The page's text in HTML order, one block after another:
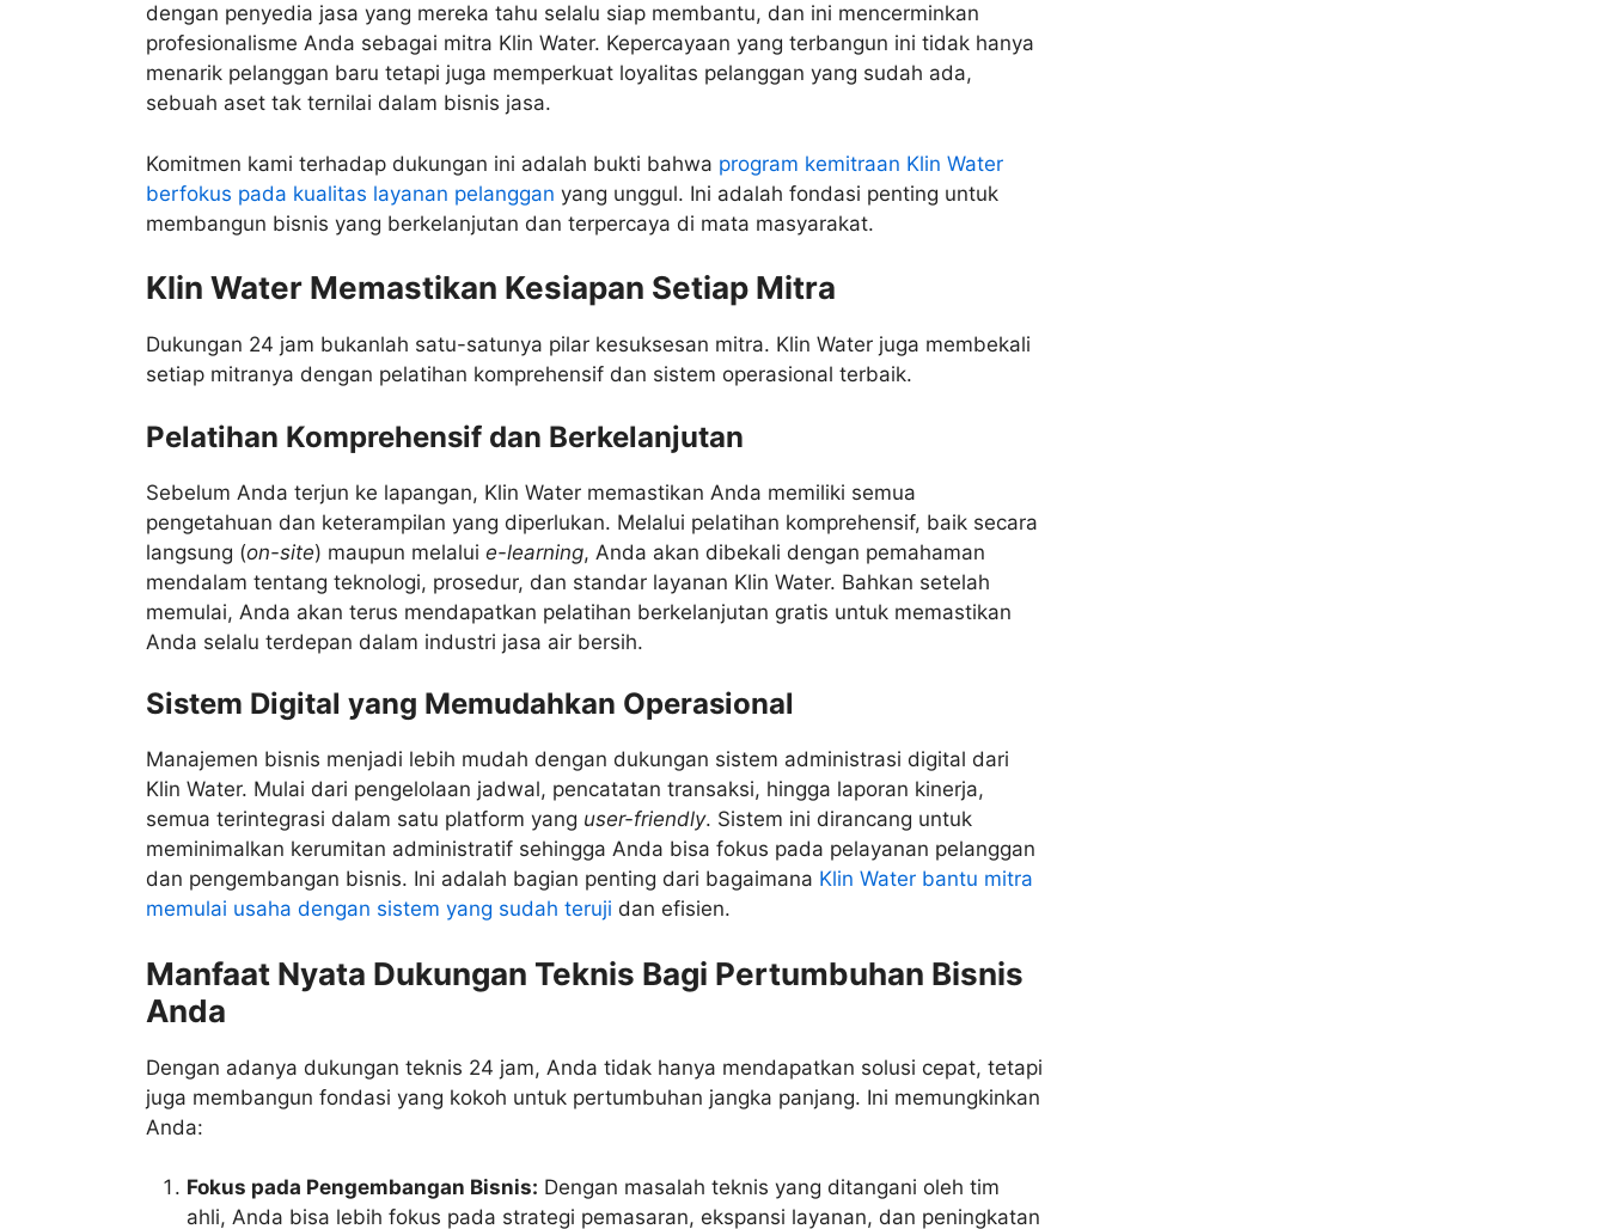
dengan penyedia jasa yang mereka tahu selalu siap membantu, dan ini mencerminkan
profesionalisme Anda sebagai mitra Klin Water. Kepercayaan yang terbangun ini tidak hanya
menarik pelanggan baru tetapi juga memperkuat loyalitas pelanggan yang sudah ada,
sebuah aset tak ternilai dalam bisnis jasa.
Komitmen kami terhadap dukungan ini adalah bukti bahwa program kemitraan Klin Water
berfokus pada kualitas layanan pelanggan yang unggul. Ini adalah fondasi penting untuk
membangun bisnis yang berkelanjutan dan terpercaya di mata masyarakat.
Klin Water Memastikan Kesiapan Setiap Mitra
Dukungan 24 jam bukanlah satu-satunya pilar kesuksesan mitra. Klin Water juga membekali
setiap mitranya dengan pelatihan komprehensif dan sistem operasional terbaik.
Pelatihan Komprehensif dan Berkelanjutan
Sebelum Anda terjun ke lapangan, Klin Water memastikan Anda memiliki semua
pengetahuan dan keterampilan yang diperlukan. Melalui pelatihan komprehensif, baik secara
langsung (on-site) maupun melalui e-learning, Anda akan dibekali dengan pemahaman
mendalam tentang teknologi, prosedur, dan standar layanan Klin Water. Bahkan setelah
memulai, Anda akan terus mendapatkan pelatihan berkelanjutan gratis untuk memastikan
Anda selalu terdepan dalam industri jasa air bersih.
Sistem Digital yang Memudahkan Operasional
Manajemen bisnis menjadi lebih mudah dengan dukungan sistem administrasi digital dari
Klin Water. Mulai dari pengelolaan jadwal, pencatatan transaksi, hingga laporan kinerja,
semua terintegrasi dalam satu platform yang user-friendly. Sistem ini dirancang untuk
meminimalkan kerumitan administratif sehingga Anda bisa fokus pada pelayanan pelanggan
dan pengembangan bisnis. Ini adalah bagian penting dari bagaimana Klin Water bantu mitra
memulai usaha dengan sistem yang sudah teruji dan efisien.
Manfaat Nyata Dukungan Teknis Bagi Pertumbuhan Bisnis
Anda
Dengan adanya dukungan teknis 24 jam, Anda tidak hanya mendapatkan solusi cepat, tetapi
juga membangun fondasi yang kokoh untuk pertumbuhan jangka panjang. Ini memungkinkan
Anda:
Fokus pada Pengembangan Bisnis: Dengan masalah teknis yang ditangani oleh tim
ahli, Anda bisa lebih fokus pada strategi pemasaran, ekspansi layanan, dan peningkatan